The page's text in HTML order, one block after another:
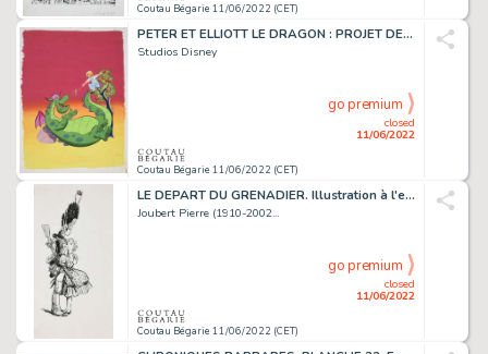
Coutau Bégarie 11/06/2022 (CET)
PETER ET ELLIOTT LE DRAGON : PROJET DE POSTER. Encre...
Studios Disney
Coutau Bégarie 11/06/2022 (CET)
closed
11/06/2022
go premium
LE DEPART DU GRENADIER. Illustration à l'encre de Chine...
Joubert Pierre (1910-2002...
Coutau Bégarie 11/06/2022 (CET)
closed
11/06/2022
go premium